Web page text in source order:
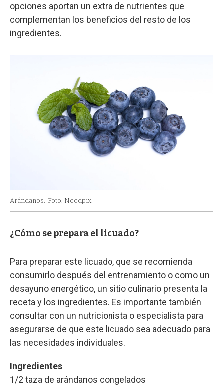
opciones aportan un extra de nutrientes que
complementan los beneficios del resto de los
ingredientes.
Arándanos. Foto: Needpix.
¿Cómo se prepara el licuado?
Para preparar este licuado, que se recomienda
consumirlo después del entrenamiento o como un
desayuno energético, un sitio culinario presenta la
receta y los ingredientes. Es importante también
consultar con un nutricionista o especialista para
asegurarse de que este licuado sea adecuado para
las necesidades individuales.
Ingredientes
1/2 taza de arándanos congelados